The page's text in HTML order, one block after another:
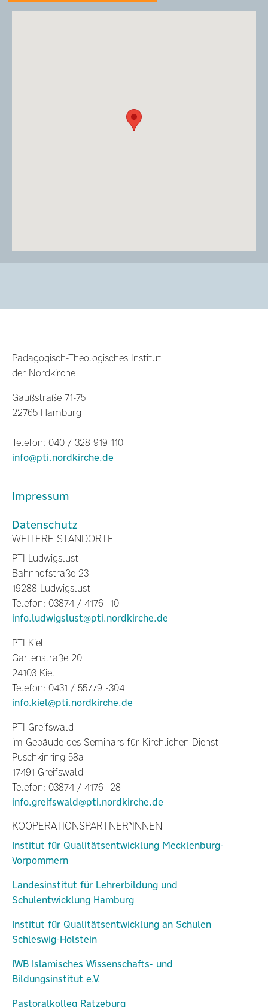
Pädagogisch-Theologisches Institut
der Nordkirche
Gaußstraße 71-75
22765 Hamburg
Telefon: 040 / 328 919 110
info@pti.nordkirche.de
Impressum
Datenschutz
WEITERE STANDORTE
PTI Ludwigslust
Bahnhofstraße 23
19288 Ludwigslust
Telefon: 03874 / 4176 -10
info.ludwigslust@pti.nordkirche.de
PTI Kiel
Gartenstraße 20
24103 Kiel
Telefon: 0431 / 55779 -304
info.kiel@pti.nordkirche.de
PTI Greifswald
im Gebäude des Seminars für Kirchlichen Dienst
Puschkinring 58a
17491 Greifswald
Telefon: 03874 / 4176 -28
info.greifswald@pti.nordkirche.de
KOOPERATIONSPARTNER*INNEN
Institut für Qualitätsentwicklung Mecklenburg-
Vorpommern
Landesinstitut für Lehrerbildung und
Schulentwicklung Hamburg
Institut für Qualitätsentwicklung an Schulen
Schleswig-Holstein
IWB Islamisches Wissenschafts- und
Bildungsinstitut e.V.
Pastoralkolleg Ratzeburg